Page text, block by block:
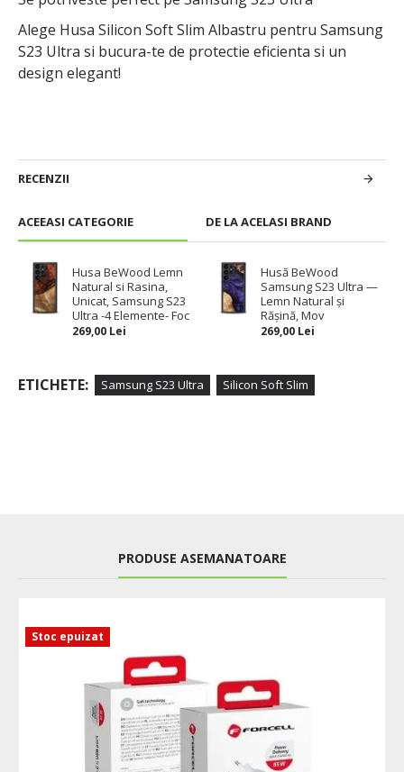
ACEEASI CATEGORIE DE LA ACELASI BRAND
Husa BeWood Lemn
Natural si Rasina,
Unicat, Samsung S23
Ultra -4 Elemente- Foc
269,00 Lei
Husă BeWood
Samsung S23 Ultra —
Lemn Natural și
Rășină, Mov
269,00 Lei
Alege Husa Silicon Soft Slim Albastru pentru Samsung
S23 Ultra si bucura-te de protectie eficienta si un
design elegant!
RECENZII
ETICHETE: Samsung S23 Ultra Silicon Soft Slim
PRODUSE ASEMANATOARE
Stoc epuizat